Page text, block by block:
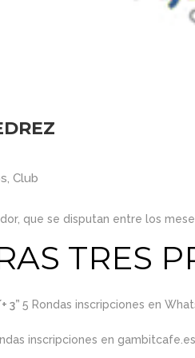
2026
LAS
Y
CON
23 DE
DE
AJEDREZ
16
MARZO
, Club
que se disputan entre los
TRES
3” 5 Rondas inscripciones en
inscripciones en